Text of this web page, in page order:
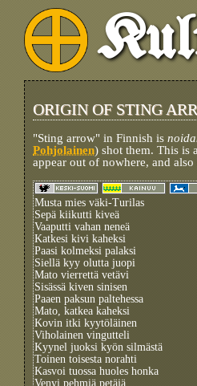
ORIGIN OF STING
"Sting arrow" in Finnish is
Pohjolainen) shot them. This is
appear out of nowhere, and also
Musta mies väki-Turilas
Sepä kiikutti kiveä
Vaaputti vahan neneä
Katkesi kivi kaheksi
Paasi kolmeksi palaksi
Siellä kyy olutta juopi
Mato vierrettä vetävi
Sisässä kiven sinisen
Paaen paksun paltehessa
Mato, katkea kaheksi
Kovin itki kyytöläinen
Viholainen vingutteli
Kyynel juoksi kyön silmästä
Toinen toisesta norahti
Kasvoi tuossa huoles honka
Venyi pehmiä petäjä